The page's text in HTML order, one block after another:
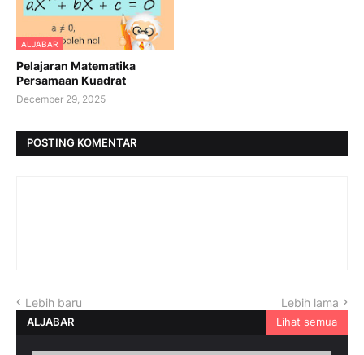
ALJABAR
Pelajaran Matematika
Persamaan Kuadrat
December 29, 2025
POSTING KOMENTAR
Lebih baru Lebih lama
ALJABAR Lihat semua